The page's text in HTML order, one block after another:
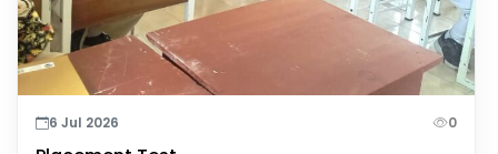
6 Jul 2026 0